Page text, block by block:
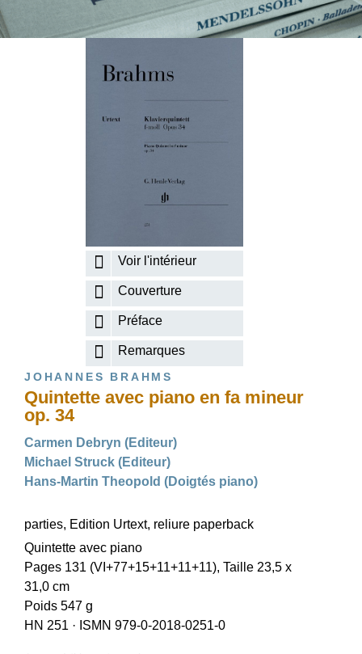
Voir l'intérieur
Couverture
Préface
Remarques
JOHANNES BRAHMS
Quintette avec piano en fa mineur
op. 34
Carmen Debryn (Editeur)
Michael Struck (Editeur)
Hans-Martin Theopold (Doigtés piano)
parties, Edition Urtext, reliure paperback
Quintette avec piano
Pages 131 (VI+77+15+11+11+11), Taille 23,5 x
31,0 cm
Poids 547 g
HN 251 · ISMN 979-0-2018-0251-0